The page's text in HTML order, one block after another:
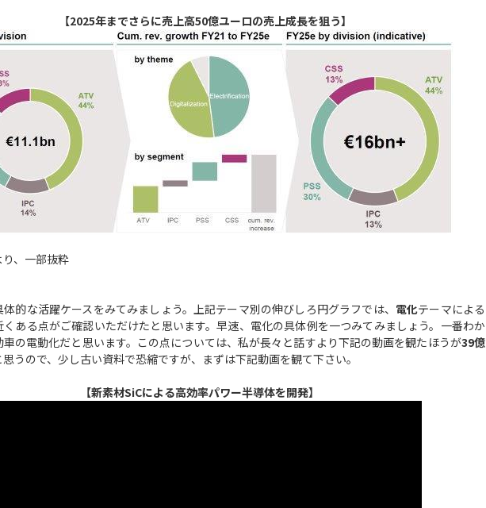
【2025年までさらに売上高50億ユーロの売上成長を狙う】
、一部抜粋
的な活躍ケースをみてみましょう。上記テーマ別の伸びしろ円グラフでは、 電化テーマによる
ある点がご確認いただけたと思います。早速、電化の具体例を一つみてみましょう。一番わか
車の電動化だと思います。この点については、私が長々と話すより下記の動画を観たほうが39億
うので、少し古い資料で恐縮ですが、まずは下記動画を観て下さい。
【新素材SiCによる高効率パワー半導体を開発】